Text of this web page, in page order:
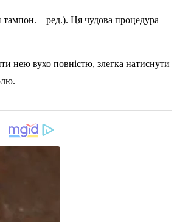
– ред.). Ця чудова процедура
нею вухо повністю, злегка натиснути